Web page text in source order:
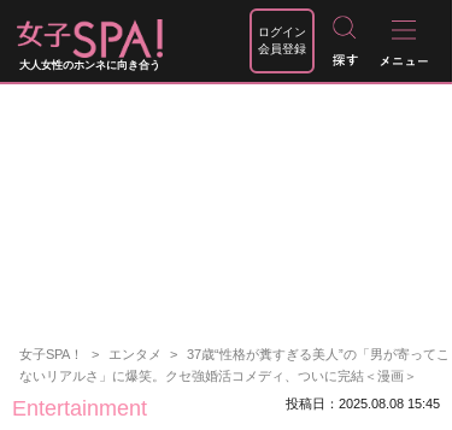
大人女性のホンネに向き合う
ログイン
会員登録
女子SPA！ エンタメ
37歳“性格が糞すぎる美人”の「男が寄ってこ
ないリアルさ」に爆笑。クセ強婚活コメディ、ついに完結＜漫画＞
Entertainment 投稿日：2025.08.08 15:45